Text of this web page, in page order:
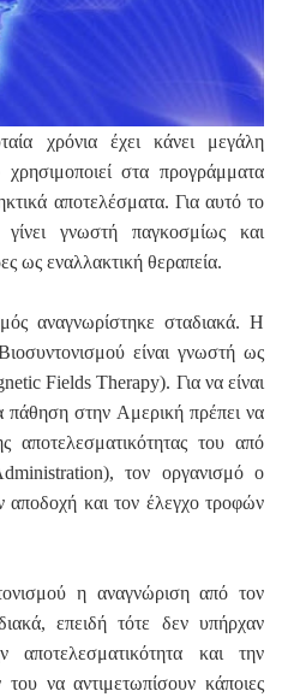
χρόνια έχει κάνει μεγάλη
στα προγράμματα
αποτελέσματα. Για αυτό το
γνωστή παγκοσμίως και
ως εναλλακτική θεραπεία.
αναγνωρίστηκε σταδιακά. Η
είναι γνωστή ως
Fields Therapy). Για να είναι
πάθηση στην Αμερική πρέπει να
αποτελεσματικότητας του από
), τον οργανισμό ο
αποδοχή και τον έλεγχο τροφών
η αναγνώριση από τον
επειδή τότε δεν υπήρχαν
και την
να αντιμετωπίσουν κάποιες